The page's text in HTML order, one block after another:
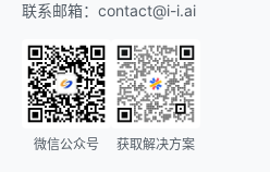
联系邮箱：contact@i-i.ai
微信公众号 获取解决方案